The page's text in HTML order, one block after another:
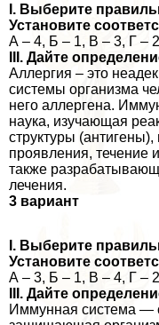
I. Выберите
Установите
А – 4, Б – 1, В – 3, Г – 2
III. Дайте
Аллергия – это
системы организма
него аллергена.
наука, изучающая
структуры
проявления, течение
также
лечения.
3 вариант
I. Выберите
Установите
А – 3, Б – 1, В – 4, Г – 2
III. Дайте
Иммунная система —